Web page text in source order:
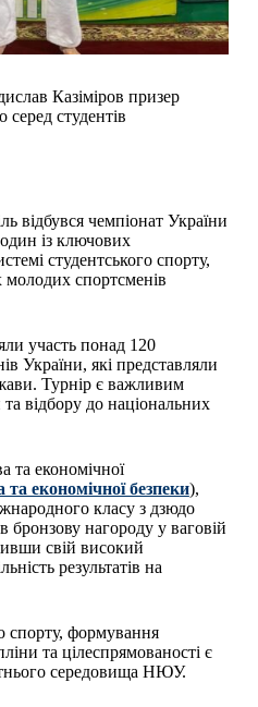
Казіміров призер
серед студентів
відбувся чемпіонат України
із ключових
студентського спорту,
спортсменів
участь понад 120
України, які представляли
Турнір є важливим
відбору до національних
та економічної
економічної безпеки),
класу з дзюдо
бронзову нагороду у ваговій
свій високий
результатів на
спорту, формування
та цілеспрямованості є
середовища НЮУ.